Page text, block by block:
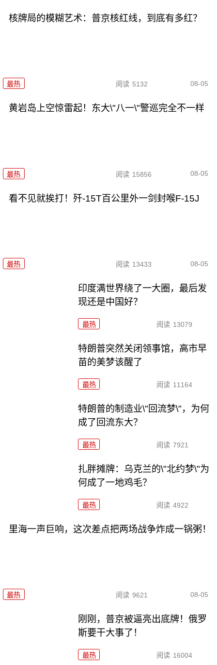
核牌局的模糊艺术：普京核红线，到底有多红？
最热 阅读 5132 08-05
黄岩岛上空惊雷起！东大\"八一\"警巡完全不一样
最热 阅读 15856 08-05
看不见就挨打！歼-15T百公里外一剑封喉F-15J
最热 阅读 13433 08-05
印度满世界绕了一大圈，最后发
现还是中国好？
最热 阅读 13079
特朗普突然关闭领事馆，高市早
苗的美梦该醒了
最热 阅读 11164
特朗普的制造业\"回流梦\"，为何
成了回流东大？
最热 阅读 7921
扎胖摊牌：乌克兰的\"北约梦\"为
何成了一地鸡毛？
最热 阅读 4922
里海一声巨响，这次差点把两场战争炸成一锅粥！
最热 阅读 9621 08-05
刚刚，普京被逼亮出底牌！俄罗
斯要干大事了！
最热 阅读 16004